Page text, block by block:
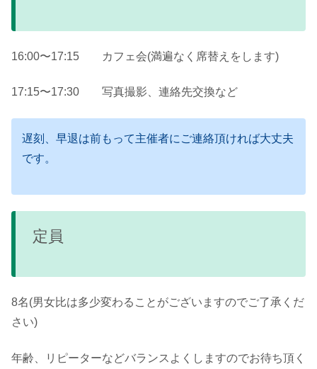
16:00〜17:15 カフェ会(満遍なく席替えをします)
17:15〜17:30 写真撮影、連絡先交換など
遅刻、早退は前もって主催者にご連絡頂ければ大丈夫
です。
定員
8名(男女比は多少変わることがございますのでご了承くだ
さい)
年齢、リピーターなどバランスよくしますのでお待ち頂く